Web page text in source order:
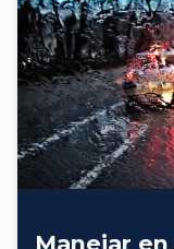
Manejar